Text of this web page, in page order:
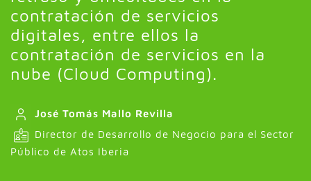
contratación de servicios
digitales, entre ellos la
contratación de servicios en la
nube (Cloud Computing).
José Tomás Mallo Revilla
Director de Desarrollo de Negocio para el Sector
Público de Atos Iberia